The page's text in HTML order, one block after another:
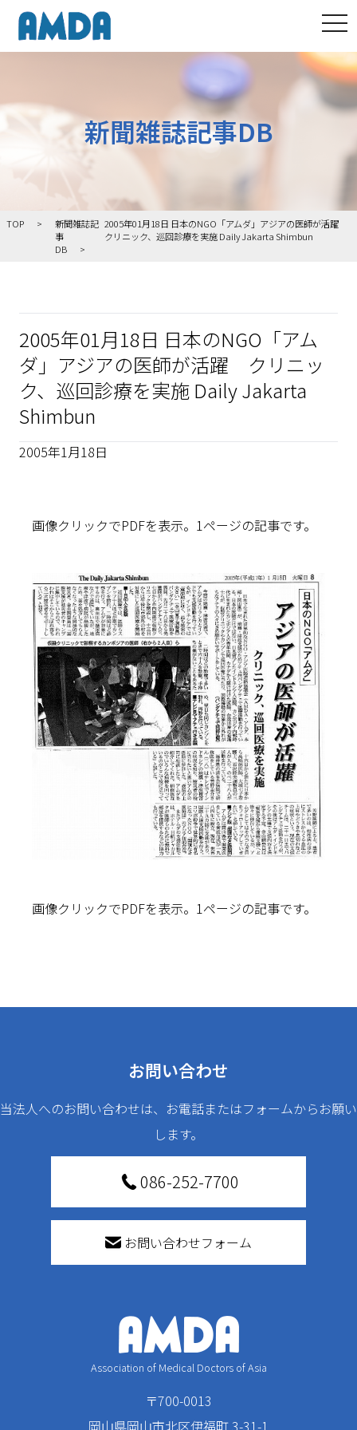
新聞雑誌記事DB
TOP
新聞雑誌記
事
DB
2005年01月18日 日本のNGO「アムダ」アジアの医師が活躍
クリニック、巡回診療を実施 Daily Jakarta Shimbun
2005年01月18日 日本のNGO「アム
ダ」アジアの医師が活躍 クリニッ
ク、巡回診療を実施 Daily Jakarta
Shimbun
2005年1月18日
画像クリックでPDFを表示。1ページの記事です。
画像クリックでPDFを表示。1ページの記事です。
お問い合わせ
当法人へのお問い合わせは、お電話またはフォームからお願い
します。
086-252-7700
お問い合わせフォーム
Association of Medical Doctors of Asia
〒700-0013